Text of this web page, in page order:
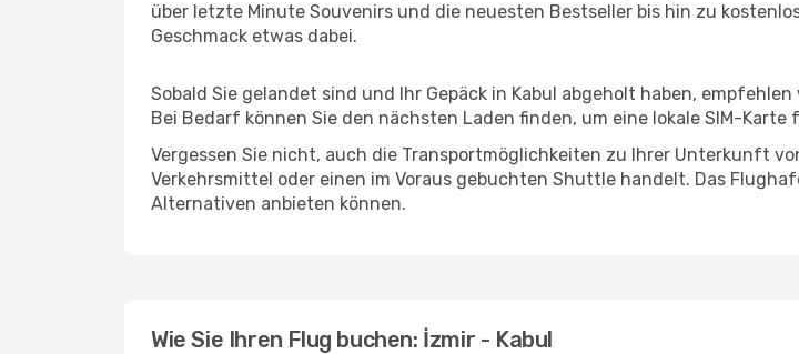
über letzte Minute Souvenirs und die neuesten Bestseller bis hin zu
Geschmack etwas dabei.
Sobald Sie gelandet sind und Ihr Gepäck in Kabul abgeholt haben,
Bei Bedarf können Sie den nächsten Laden finden, um eine lokale SIM-
Vergessen Sie nicht, auch die Transportmöglichkeiten zu Ihrer Unterkunft
Verkehrsmittel oder einen im Voraus gebuchten Shuttle handelt. Das
Alternativen anbieten können.
Wie Sie Ihren Flug buchen: İzmir - Kabul